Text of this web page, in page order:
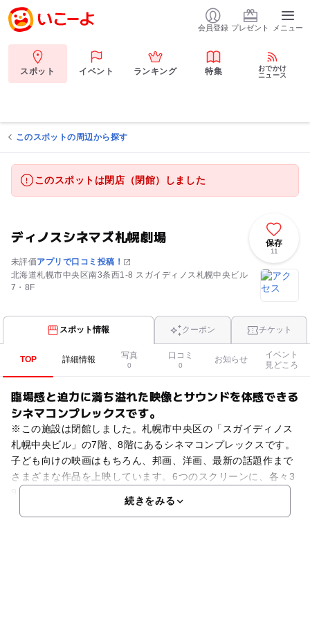
会員登録 プレゼント メニュー
スポット イベント ランキング 特集
おでかけ
ニュース
このスポットの周辺から探す
このスポットは閉店（閉館）しました
ディノスシネマズ札幌劇場
未評価アプリで口コミ投稿！
北海道札幌市中央区南3条西1-8 スガイディノス札幌中央ビル
7・8F
保存
11
スポット情報 クーポン チケット
TOP 詳細情報 写真
0
口コミ
0
お知らせ
イベント
見どころ
臨場感と迫力に満ち溢れた映像とサウンドを体感できる
シネマコンプレックスです。
※この施設は閉館しました。札幌市中央区の「スガイディノス
札幌中央ビル」の7階、8階にあるシネマコンプレックスです。
子ども向けの映画はもちろん、邦画、洋画、最新の話題作まで
さまざまな作品を上映しています。6つのスクリーンに、各々3
9席から250席の座席を設けています。最も大きなスク
続きをみる